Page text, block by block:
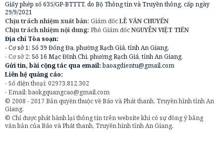
Giấy phép số 635/GP-BTTTT, do Bộ Thông tin và Truyền thông, cấp ngày
29/9/2021
Chịu trách nhiệm xuất bản: Giám đốcLÊ VĂN CHUYỂN
Chịu trách nhiệm nội dung: Phó Giám đốcNGUYỄN VIỆT TIẾN
Địa chỉ Tòa soạn:
- Cơ sở 1: Số 39 Đống Đa, phường Rạch Giá, tỉnh An Giang.
- Cơ sở 2: Số 16 Mạc Đĩnh Chi, phường Rạch Giá, tỉnh An Giang.
Gửi tin, bài cộng tác qua email:baoagdientu@gmail.com
Liên hệ quảng cáo:
- Số điện thoại: 02973.812.302
- Email:baokgquangcao@gmail.com
© 2008 - 2017 Bản quyền thuộc về Báo và Phát thanh, Truyền hình tỉnh An
Giang.
© Chỉ được phát hành lại thông tin trên website khi có sự đồng ý bằng
văn bản của Báo và Phát thanh, Truyền hình tỉnh An Giang.